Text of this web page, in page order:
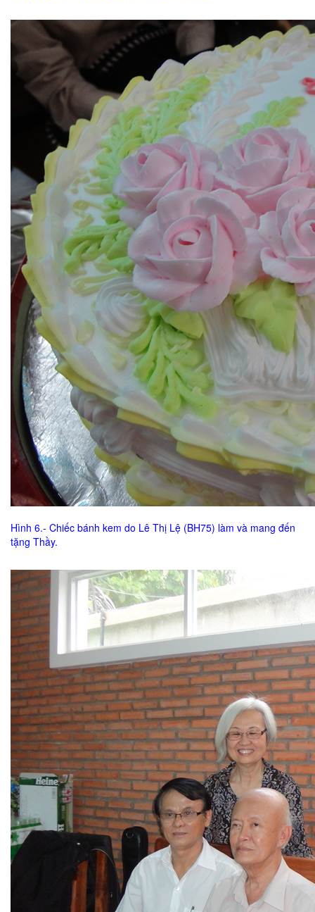
Hình 6.- Chiếc bánh kem do Lê Thị Lệ (BH75) làm và mang đến
tặng Thầy.